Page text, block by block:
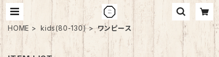
HOME kids(80-130) ワンピース